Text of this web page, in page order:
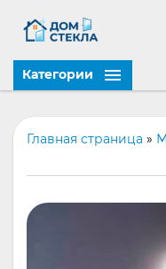
Категории
Главная страница »